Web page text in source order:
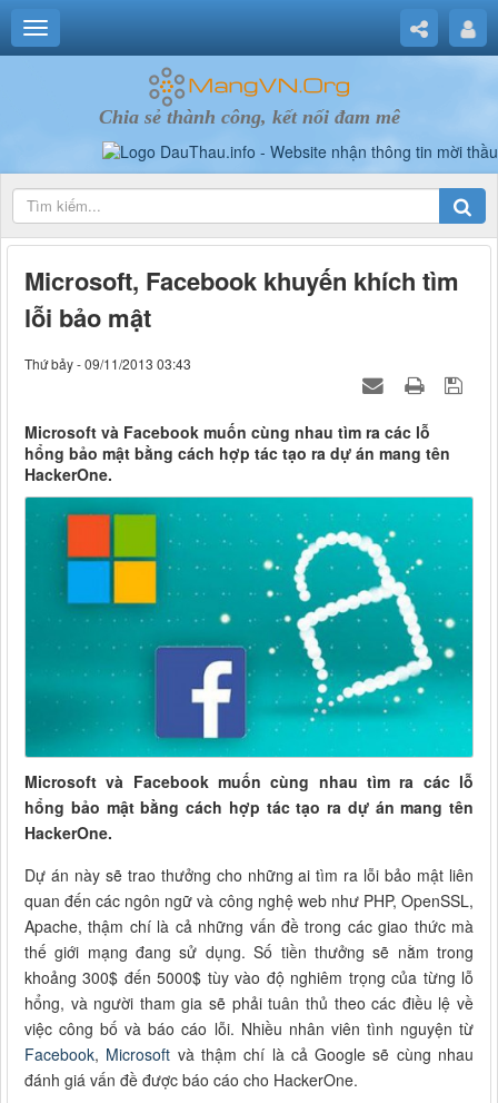
Chia sẻ thành công, kết nối đam mê
Microsoft, Facebook khuyến khích tìm
lỗi bảo mật
Thứ bảy - 09/11/2013 03:43
Microsoft và Facebook muốn cùng nhau tìm ra các lỗ
hổng bảo mật bằng cách hợp tác tạo ra dự án mang tên
HackerOne.
Microsoft và Facebook muốn cùng nhau tìm ra các lỗ
hổng bảo mật bằng cách hợp tác tạo ra dự án mang tên
HackerOne.
Dự án này sẽ trao thưởng cho những ai tìm ra lỗi bảo mật liên
quan đến các ngôn ngữ và công nghệ web như PHP, OpenSSL,
Apache, thậm chí là cả những vấn đề trong các giao thức mà
thế giới mạng đang sử dụng. Số tiền thưởng sẽ nằm trong
khoảng 300$ đến 5000$ tùy vào độ nghiêm trọng của từng lỗ
hổng, và người tham gia sẽ phải tuân thủ theo các điều lệ về
việc công bố và báo cáo lỗi. Nhiều nhân viên tình nguyện từ
Facebook, Microsoft và thậm chí là cả Google sẽ cùng nhau
đánh giá vấn đề được báo cáo cho HackerOne.